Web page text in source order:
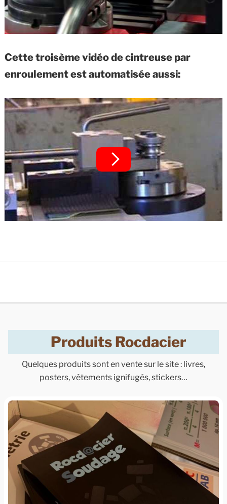
Cette troisème vidéo de cintreuse par
enroulement est automatisée aussi:
Produits Rocdacier
Quelques produits sont en vente sur le site : livres,
posters, vêtements ignifugés, stickers…